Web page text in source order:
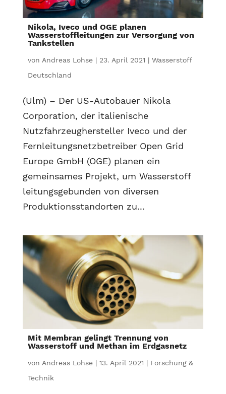
Nikola, Iveco und OGE planen
Wasserstoffleitungen zur Versorgung von
Tankstellen
von Andreas Lohse| 23. April 2021 | Wasserstoff
Deutschland
(Ulm) – Der US-Autobauer Nikola
Corporation, der italienische
Nutzfahrzeughersteller Iveco und der
Fernleitungsnetzbetreiber Open Grid
Europe GmbH (OGE) planen ein
gemeinsames Projekt, um Wasserstoff
leitungsgebunden von diversen
Produktionsstandorten zu...
Mit Membran gelingt Trennung von
Wasserstoff und Methan im Erdgasnetz
von Andreas Lohse| 13. April 2021 | Forschung &
Technik